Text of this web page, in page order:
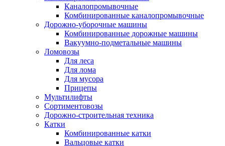
Каналопромывочные
Комбинированные каналопромывочные
Дорожно-уборочные машины
Комбинированные дорожные машины
Вакуумно-подметальные машины
Ломовозы
Для леса
Для лома
Для мусора
Прицепы
Мультилифты
Сортиментовозы
Дорожно-строительная техника
Катки
Комбинированные катки
Вальцовые катки